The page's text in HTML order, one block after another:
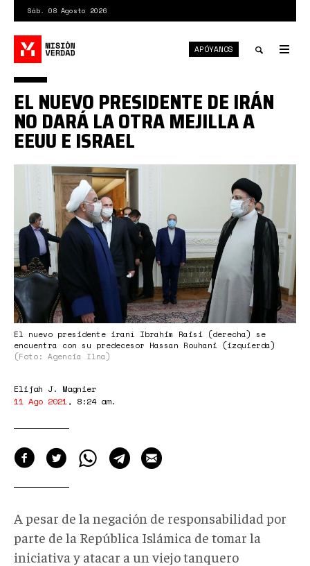
contenido
principal
Sáb. 08 Agosto 2026
search
APÓYANOS
rouhani.jpg
El nuevo presidente iraní Ibrahim Raisi (derecha) se
encuentra con su predecesor Hassan Rouhani (izquierda)
(Foto: Agencia Ilna)
EL NUEVO PRESIDENTE DE IRÁN
NO DARÁ LA OTRA MEJILLA A
EEUU E ISRAEL
Elijah J. Magnier
11 Ago 2021, 8:24 am.
A pesar de la negación de responsabilidad por
parte de la República Islámica de tomar la
iniciativa y atacar a un viejo tanquero